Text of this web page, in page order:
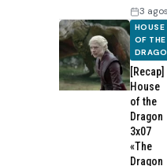
3
HOUSE
OF THE
[Recap]
House
of the
Dragon
3x07
«The
Dragon